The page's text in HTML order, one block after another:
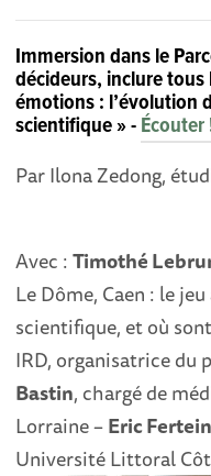
Immersion dans le
décideurs, inclure
émotions : l’évolution
scientifique » -Écouter
Par Ilona Zedong,
Avec :Timothé
Le Dôme, Caen : le
scientifique, et où
IRD, organisatrice du
Bastin, chargé de
Lorraine –Eric Fertein
Université Littoral